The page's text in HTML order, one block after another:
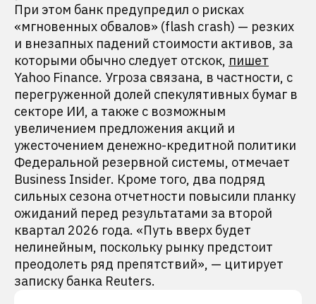
При этом банк предупредил о рисках
«мгновенных обвалов» (flash crash) — резких
и внезапных падений стоимости активов, за
которыми обычно следует отскок, пишет
Yahoo Finance. Угроза связана, в частности, с
перегруженной долей спекулятивных бумаг в
секторе ИИ, а также с возможным
увеличением предложения акций и
ужесточением денежно-кредитной политики
Федеральной резервной системы, отмечает
Business Insider. Кроме того, два подряд
сильных сезона отчетности повысили планку
ожиданий перед результатами за второй
квартал 2026 года. «Путь вверх будет
нелинейным, поскольку рынку предстоит
преодолеть ряд препятствий», — цитирует
записку банка Reuters.